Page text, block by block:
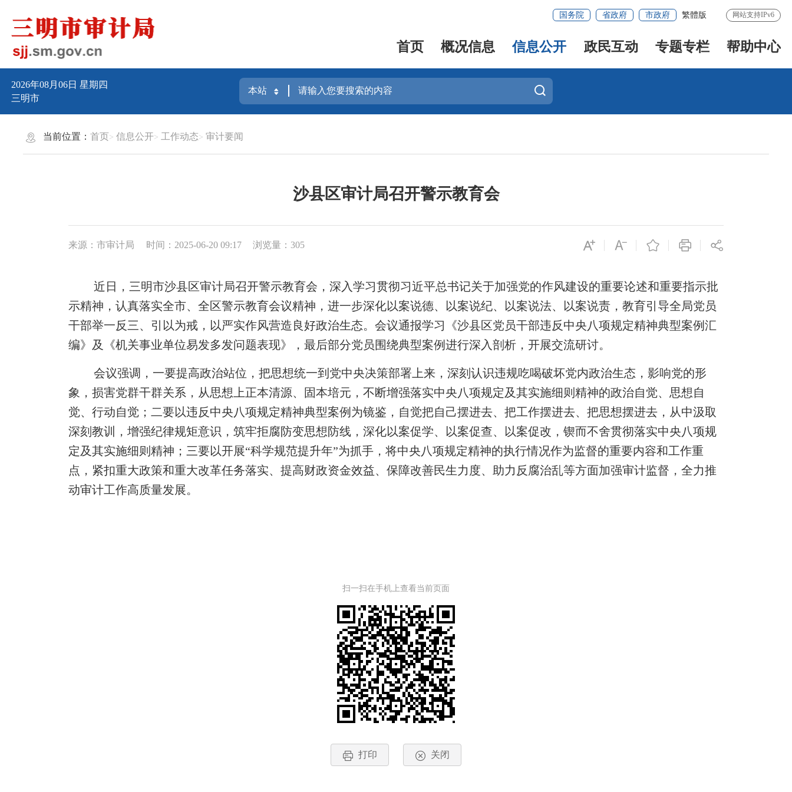
国务院 省政府 市政府 繁體版 网站支持IPv6
首页 概况信息 信息公开 政民互动 专题专栏 帮助中心
2026年08月06日星期四
三明市
当前位置：首页 信息公开 工作动态 审计要闻
沙县区审计局召开警示教育会
来源：市审计局 时间：2025-06-20 09:17 浏览量：305
近日，三明市沙县区审计局召开警示教育会， 深入学习贯彻习近平总书记关于加强党的作风建设的重要论述和重要指示批
示精神，认真落实全市、全区警示教育会议精神，进一步深化以案说德、以案说纪、以案说法、以案说责，教育引导全局党员
干部举一反三、引以为戒，以严实作风营造良好政治生态。会议通报学习《沙县区党员干部违反中央八项规定精神典型案例汇
编》 及《机关事业单位易发多发问题表现》，最后部分党员围绕典型案例进行深入剖析，开展交流研讨。
会议强调， 一要提高政治站位，把思想统一到党中央决策部署上来， 深刻认识违规吃喝破坏党内政治生态，影响党的形
象，损害党群干群关系，从思想上正本清源、固本培元，不断增强落实中央八项规定及其实施细则精神的政治自觉、思想自
觉、行动自觉 ；二要以违反中央八项规定精神典型案例为镜鉴，自觉把自己摆进去、把工作摆进去、把思想摆进去，从中汲取
深刻教训，增强纪律规矩意识，筑牢拒腐防变思想防线，深化以案促学、以案促查、以案促改，锲而不舍贯彻落实中央八项规
定及其实施细则精神 ；三要以开展“科学规范提升年”为抓手，将中央八项规定精神的执行情况作为监督的重要内容和工作重
点，紧扣重大政策和重大改革任务落实、提高财政资金效益、保障改善民生力度、助力反腐治乱等方面加强审计监督，全力推
动审计工作高质量发展。
扫一扫在手机上查看当前页面
打印 关闭